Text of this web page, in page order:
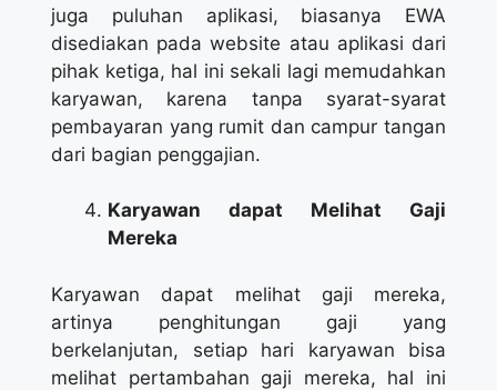
juga puluhan aplikasi, biasanya EWA
disediakan pada website atau aplikasi dari
pihak ketiga, hal ini sekali lagi memudahkan
karyawan, karena tanpa syarat-syarat
pembayaran yang rumit dan campur tangan
dari bagian penggajian.
Karyawan dapat Melihat Gaji
Mereka
Karyawan dapat melihat gaji mereka,
artinya penghitungan gaji yang
berkelanjutan, setiap hari karyawan bisa
melihat pertambahan gaji mereka, hal ini